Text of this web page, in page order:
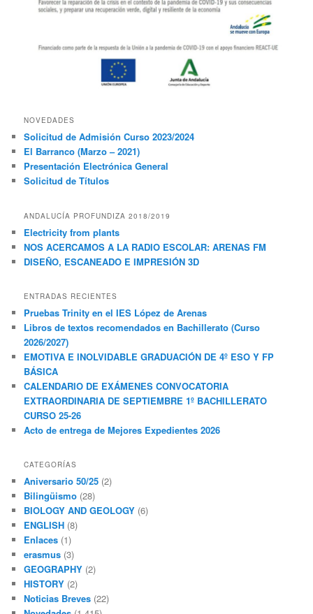
NOVEDADES
Solicitud de Admisión Curso 2023/2024
El Barranco (Marzo – 2021)
Presentación Electrónica General
Solicitud de Títulos
ANDALUCÍA PROFUNDIZA 2018/2019
Electricity from plants
NOS ACERCAMOS A LA RADIO ESCOLAR: ARENAS FM
DISEÑO, ESCANEADO E IMPRESIÓN 3D
ENTRADAS RECIENTES
Pruebas Trinity en el IES López de Arenas
Libros de textos recomendados en Bachillerato (Curso
2026/2027)
EMOTIVA E INOLVIDABLE GRADUACIÓN DE 4º ESO Y FP
BÁSICA
CALENDARIO DE EXÁMENES CONVOCATORIA
EXTRAORDINARIA DE SEPTIEMBRE 1º BACHILLERATO
CURSO 25-26
Acto de entrega de Mejores Expedientes 2026
CATEGORÍAS
Aniversario 50/25 (2)
Bilingüismo (28)
BIOLOGY AND GEOLOGY (6)
ENGLISH (8)
Enlaces (1)
erasmus (3)
GEOGRAPHY (2)
HISTORY (2)
Noticias Breves (22)